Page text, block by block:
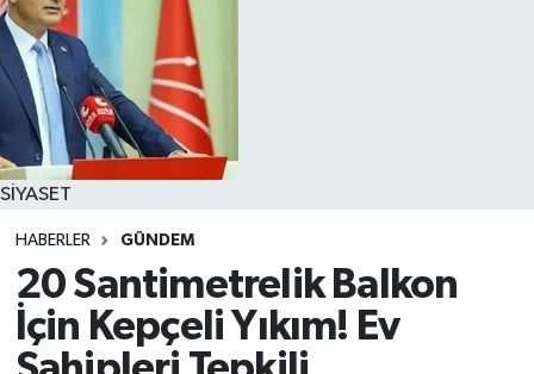
SİYASET
HABERLER GÜNDEM
20 Santimetrelik Balkon
İçin Kepçeli Yıkım! Ev